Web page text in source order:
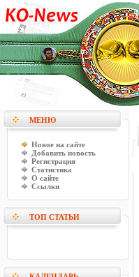
МЕНЮ
Новое на сайте
Добавить новость
Регистрация
Статистика
О сайте
Ссылки
ТОП СТАТЬИ